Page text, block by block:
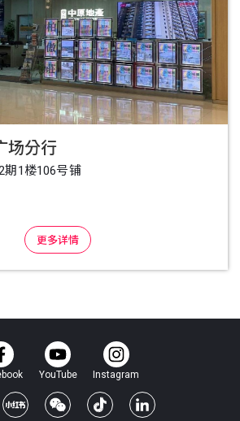
场分行
期1楼106号铺
更多详情
YouTube Instagram